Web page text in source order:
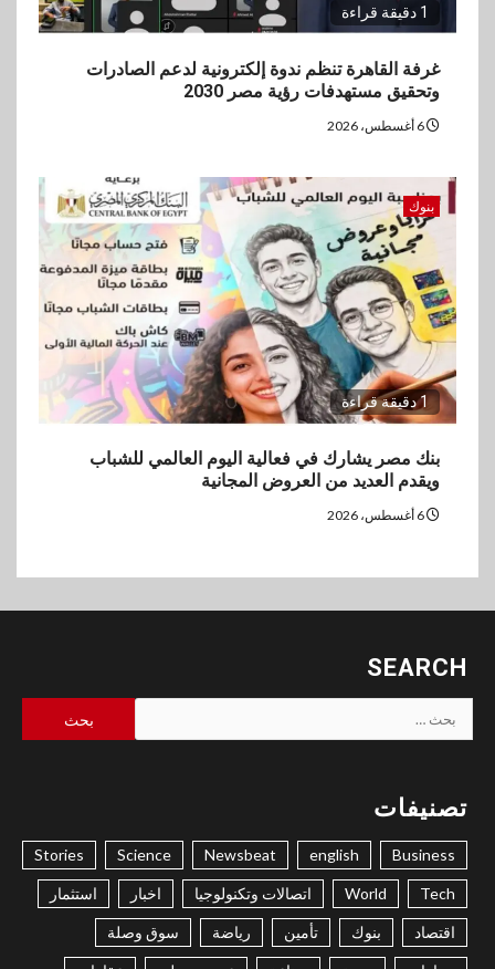
1 دقيقة قراءة
غرفة القاهرة تنظم ندوة إلكترونية لدعم الصادرات
وتحقيق مستهدفات رؤية مصر 2030
بنوك
1 دقيقة قراءة
بنك مصر يشارك في فعالية اليوم العالمي للشباب
ويقدم العديد من العروض المجانية
SEARCH
البحث
عن:
تصنيفات
Business
english
Newsbeat
Science
Stories
Tech
World اتصالات وتكنولوجيا اخبار استثمار
اقتصاد بنوك تأمين رياضة سوق وصلة